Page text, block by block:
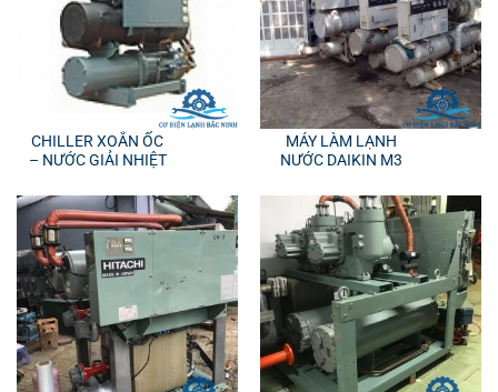
CHILLER XOẮN ỐC
– NƯỚC GIẢI NHIỆT
MÁY LÀM LẠNH
NƯỚC DAIKIN M3